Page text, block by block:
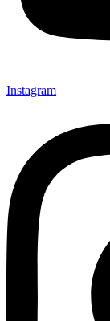
Instagram